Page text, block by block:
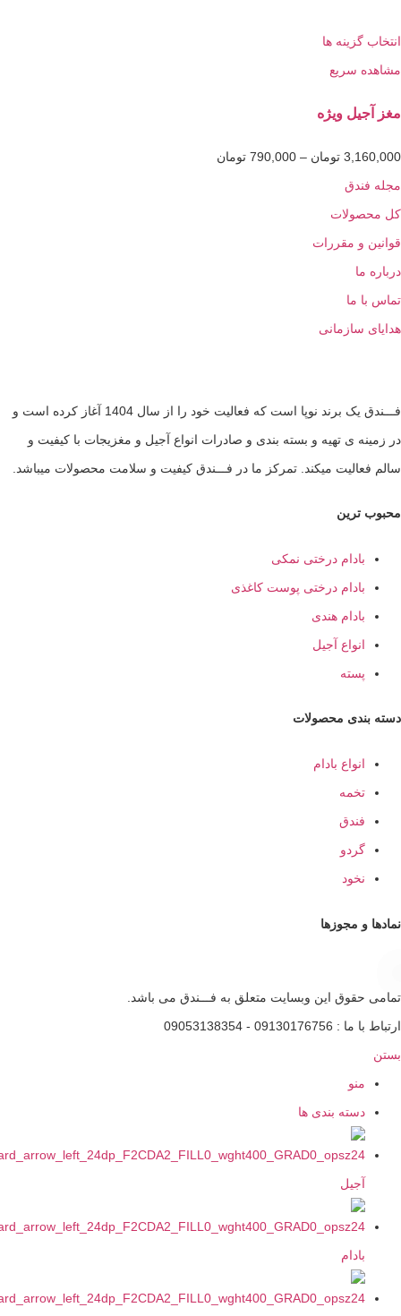
ها
سریع
ویژه
تومان –
790,000 تومان
و مقررات
ما
فـــندق یک برند نوپا است که فعالیت خود را از سال 1404 آغاز کرده است و
ی تهیه و بسته بندی و صادرات انواع آجیل و مغزیجات با کیفیت و
میکند. تمرکز ما در فـــندق کیفیت و سلامت محصولات میباشد.
بادام درختی نمکی
بادام درختی پوست کاغذی
بادام هندی
انواع آجیل
پسته
محصولات
انواع بادام
تخمه
فندق
گردو
مجوزها
این وبسایت متعلق به فـــندق می باشد.
- 09053138354
دسته بندی ها